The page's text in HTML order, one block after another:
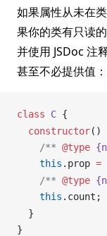
如果属性从未在
果你的类有只读
并使用 JSDoc 注
甚至不必提供值：
class C {
  constructor
()
    /**
@type
    this
. prop =
    /**
@type
    this
. count ;
  }
}